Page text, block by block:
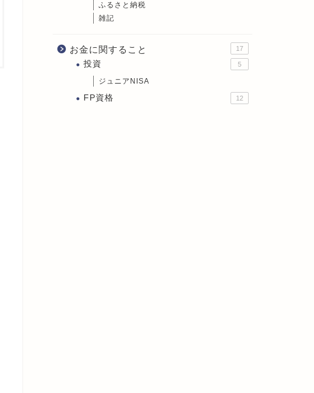
ふるさと納税
雑記
お金に関すること 17
投資 5
ジュニアNISA
FP資格 12